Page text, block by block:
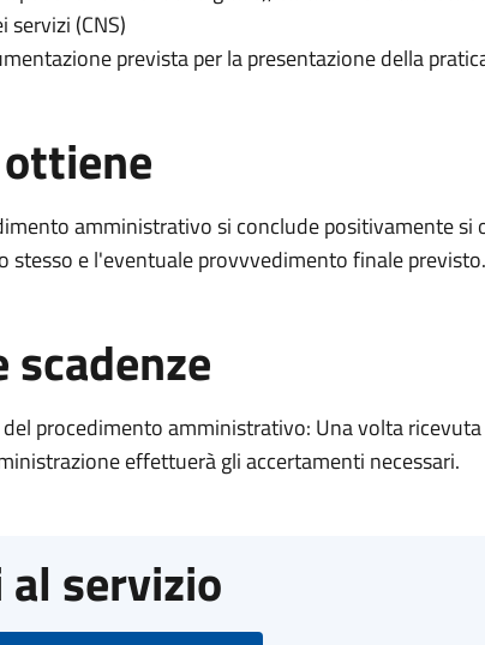
servizi (CNS)
prevista per la presentazione della
amministrativo si conclude positivamente si
stesso e l'eventuale provvvedimento finale previsto.
scadenze
procedimento amministrativo: Una volta
effettuerà gli accertamenti necessari.
al servizio